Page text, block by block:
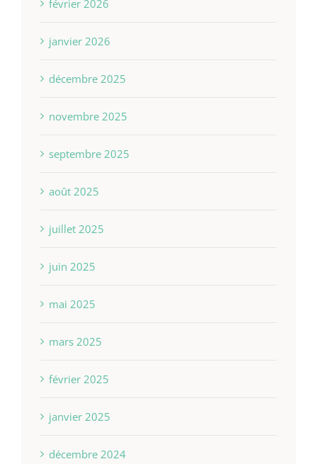
février 2026
janvier 2026
décembre 2025
novembre 2025
septembre 2025
août 2025
juillet 2025
juin 2025
mai 2025
mars 2025
février 2025
janvier 2025
décembre 2024